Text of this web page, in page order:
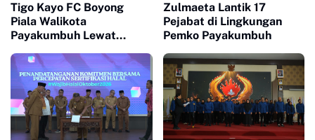
Tigo Kayo FC Boyong
Piala Walikota
Payakumbuh Lewat
Zulmaeta Lantik 17
Pejabat di Lingkungan
Pemko Payakumbuh